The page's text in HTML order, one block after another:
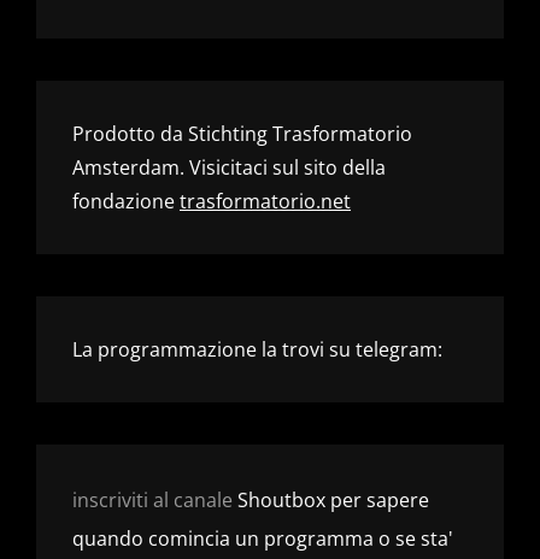
Prodotto da Stichting Trasformatorio
Amsterdam. Visicitaci sul sito della
fondazionetrasformatorio.net
La programmazione la trovi su telegram:
inscriviti al canale Shoutbox per sapere
quando comincia un programma o se sta'